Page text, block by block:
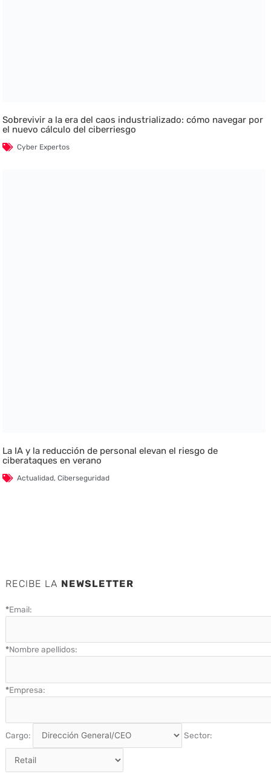
Sobrevivir a la era del caos industrializado: cómo navegar por
el nuevo cálculo del ciberriesgo
Cyber Expertos
La IA y la reducción de personal elevan el riesgo de
ciberataques en verano
Actualidad,Ciberseguridad
RECIBE LA NEWSLETTER
*Email:
*Nombre apellidos:
*Empresa:
Cargo: Sector: